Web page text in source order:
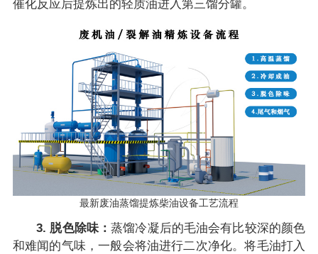
催化反应后提炼出的轻质油进入第三馏分罐。
最新废油蒸馏提炼柴油设备工艺流程
3. 脱色除味：蒸馏冷凝后的毛油会有比较深的颜色
和难闻的气味，一般会将油进行二次净化。将毛油打入